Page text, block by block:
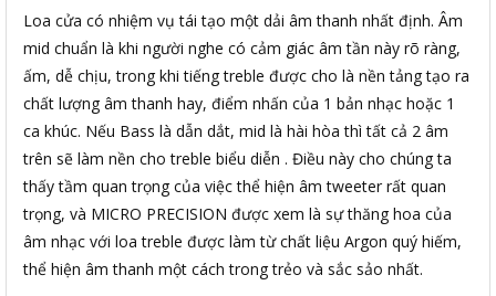
Loa cửa có nhiệm vụ tái tạo một dải âm thanh nhất định. Âm
mid chuẩn là khi người nghe có cảm giác âm tần này rõ ràng,
ấm, dễ chịu, trong khi tiếng treble được cho là nền tảng tạo ra
chất lượng âm thanh hay, điểm nhấn của 1 bản nhạc hoặc 1
ca khúc. Nếu Bass là dẫn dắt, mid là hài hòa thì tất cả 2 âm
trên sẽ làm nền cho treble biểu diễn . Điều này cho chúng ta
thấy tầm quan trọng của việc thể hiện âm tweeter rất quan
trọng, và MICRO PRECISION được xem là sự thăng hoa của
âm nhạc với loa treble được làm từ chất liệu Argon quý hiếm,
thể hiện âm thanh một cách trong trẻo và sắc sảo nhất.